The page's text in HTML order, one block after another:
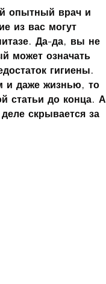
опытный врач и
из вас могут
Да-да, вы не
может означать
гигиены.
и даже жизнью, то
статьи до конца. А
скрывается за